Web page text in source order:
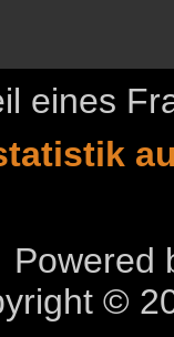
eines
Powered
©